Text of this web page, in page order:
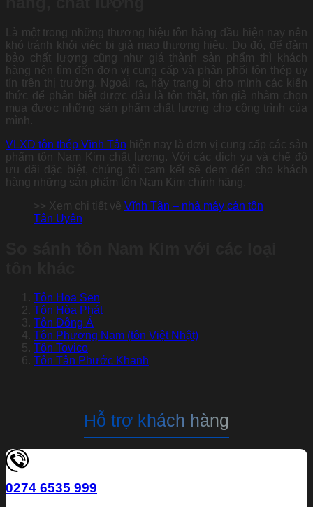
Là một trong những thương hiệu tôn hàng đầu hiện nay nên
khó tránh khỏi việc bị giả mạo thương hiệu. Do đó, để đảm
bảo chất lượng cũng như giá thành sản phẩm thì khách
hàng nên tìm đến đơn vị cung cấp và phân phối tôn thép uy
tín trên thị trường. Ngoài ra, hãy trang bị cho mình các kiến
thức để phân biệt được đâu là tôn thật, tôn giả nhằm chọn
mua được những sản phẩm chất lượng cho công trình của
mình.
VLXD tôn thép Vĩnh Tân hiện nay là đơn vị cung cấp các sản
phẩm tôn Nam Kim chất lượng. Với các dịch vụ và chế độ
ưu đãi đặc biệt, chúng tôi cam kết sẽ đem đến cho khách
hàng những sản phẩm tôn Nam Kim chính hãng.
>> Xem chi tiết về Vĩnh Tân – nhà máy cán tôn
Tân Uyên
Tôn Hoa Sen
Tôn Hòa Phát
Tôn Đông Á
Tôn Phương Nam (tôn Việt Nhật)
Tôn Tovico
Tôn Tân Phước Khanh
Hỗ trợ khách hàng
0274 6535 999